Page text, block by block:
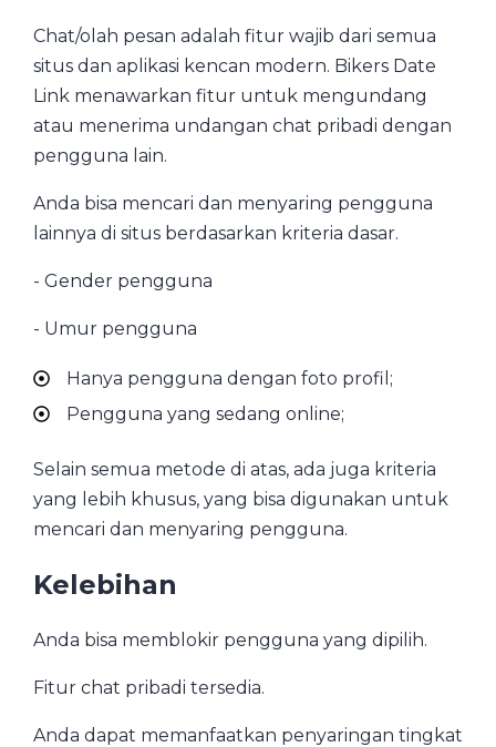
Chat/olah pesan adalah fitur wajib dari semua
situs dan aplikasi kencan modern. Bikers Date
Link menawarkan fitur untuk mengundang
atau menerima undangan chat pribadi dengan
pengguna lain.
Anda bisa mencari dan menyaring pengguna
lainnya di situs berdasarkan kriteria dasar.
- Gender pengguna
- Umur pengguna
Hanya pengguna dengan foto profil;
Pengguna yang sedang online;
Selain semua metode di atas, ada juga kriteria
yang lebih khusus, yang bisa digunakan untuk
mencari dan menyaring pengguna.
Kelebihan
Anda bisa memblokir pengguna yang dipilih.
Fitur chat pribadi tersedia.
Anda dapat memanfaatkan penyaringan tingkat